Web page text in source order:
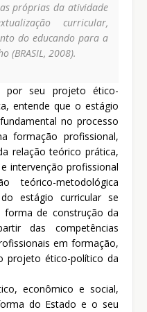
próprias da atividade
curricular,
do educando para a
(BRASIL, 2008).
por seu projeto ético-
entende que o estágio
no processo
formação profissional,
relação teórico prática,
intervenção profissional
teórico-metodológica
estágio curricular se
de construção da
das competências
em formação,
projeto ético-político da
econômico e social,
do Estado e o seu